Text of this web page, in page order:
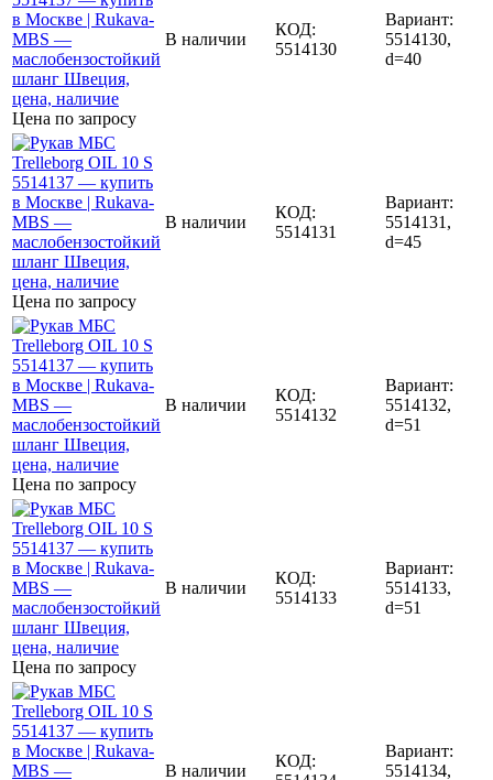
Цена по запросу
В наличии
КОД:
5514130
Вариант:
5514130,
d=40
Цена по запросу
В наличии
КОД:
5514131
Вариант:
5514131,
d=45
Цена по запросу
В наличии
КОД:
5514132
Вариант:
5514132,
d=51
Цена по запросу
В наличии
КОД:
5514133
Вариант:
5514133,
d=51
В наличии
КОД:
Вариант:
5514134,